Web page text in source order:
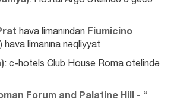
hava limanından Fiumicino
hava limanına nəqliyyat.
: c-hotels Club House Roma otelində
Forum and Palatine Hill -